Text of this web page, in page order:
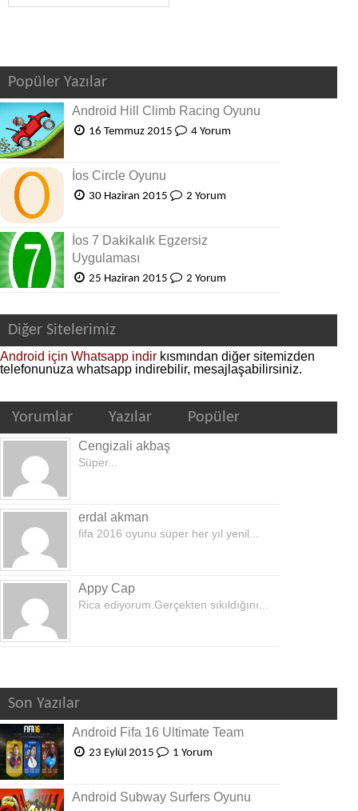
Popüler Yazılar
Android Hill Climb Racing Oyunu
16 Temmuz 2015 4 Yorum
İos Circle Oyunu
30 Haziran 2015 2 Yorum
İos 7 Dakikalık Egzersiz
Uygulaması
25 Haziran 2015 2 Yorum
Diğer Sitelerimiz
Android için Whatsapp indir kısmından diğer sitemizden
telefonunuza whatsapp indirebilir, mesajlaşabilirsiniz.
Yorumlar Yazılar Popüler
Cengizali akbaş
Süper...
erdal akman
fifa 2016 oyunu süper her yıl yenil...
Appy Cap
Rica ediyorum.Gerçekten sıkıldığını...
Son Yazılar
Android Fifa 16 Ultimate Team
23 Eylül 2015 1 Yorum
Android Subway Surfers Oyunu